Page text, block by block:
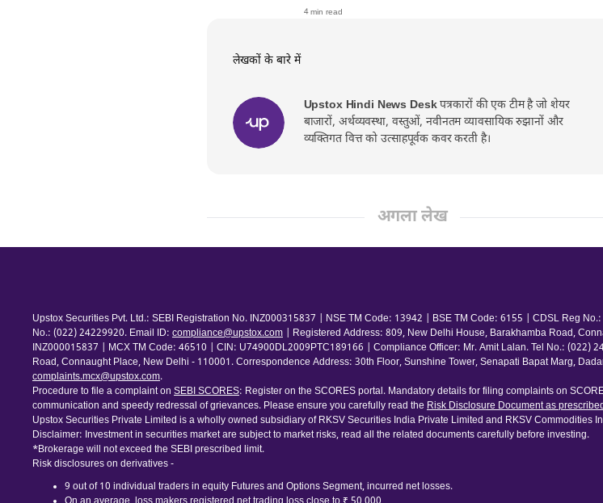
4 min read
लेखकों के बारे में
Upstox Hindi News Desk पत्रकारों की एक टीम है जो शेयर
बाजारों, अर्थव्यवस्था, वस्तुओं, नवीनतम व्यावसायिक रुझानों और
व्यक्तिगत वित्त को उत्साहपूर्वक कवर करती है।
अगला लेख
Upstox Securities Pvt. Ltd.: SEBI Registration No. INZ000315837 | NSE TM Code: 13942 | BSE TM Code: 6155 | CDSL Reg
No.: (022) 24229920. Email ID: compliance@upstox.com
| Registered Address: 809, New Delhi House, Barakhamba Road,
INZ000015837 | MCX TM Code: 46510 | CIN: U74900DL2009PTC189166 | Compliance Officer: Mr. Amit Lalan. Tel No.: (022)
Road, Connaught Place, New Delhi - 110001. Correspondence Address: 30th Floor, Sunshine Tower, Senapati Bapat Marg,
complaints.mcx@upstox.com.
Procedure to file a complaint on SEBI SCORES: Register on the SCORES portal. Mandatory details for filing complaints on
communication and speedy redressal of grievances. Please ensure you carefully read the Risk Disclosure Document as
Upstox Securities Private Limited is a wholly owned subsidiary of RKSV Securities India Private Limited and RKSV Commodities
Disclaimer: Investment in securities market are subject to market risks, read all the related documents carefully before investing.
*Brokerage will not exceed the SEBI prescribed limit.
Risk disclosures on derivatives -
9 out of 10 individual traders in equity Futures and Options Segment, incurred net losses.